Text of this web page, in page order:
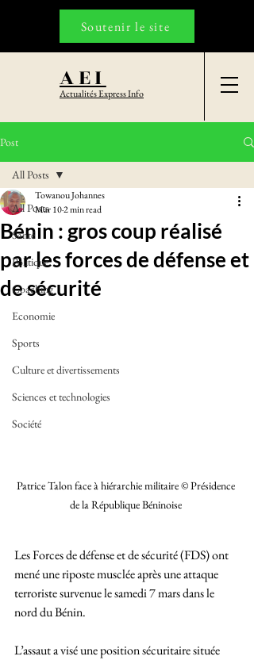
AEI
Actualités Express Info
Soutenir le site
Post
All Posts
Santé
Politique
Coaching
Economie
Sports
Culture et divertissements
Sciences et technologies
Société
All Posts
Bénin : gros coup réalisé
par les forces de défense et
de sécurité
Towanou Johannes
Mar 102 min read
Patrice Talon face à hiérarchie militaire © Présidence
de la République Béninoise
Les Forces de défense et de sécurité (FDS) ont
mené une riposte musclée après une attaque
terroriste survenue le samedi 7 mars dans le
nord du Bénin.
L’assaut a visé une position sécuritaire située